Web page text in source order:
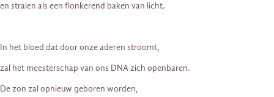
en stralen als een flonkerend baken van licht.
In het bloed dat door onze aderen stroomt,
zal het meesterschap van ons DNA zich openbaren.
De zon zal opnieuw geboren worden,